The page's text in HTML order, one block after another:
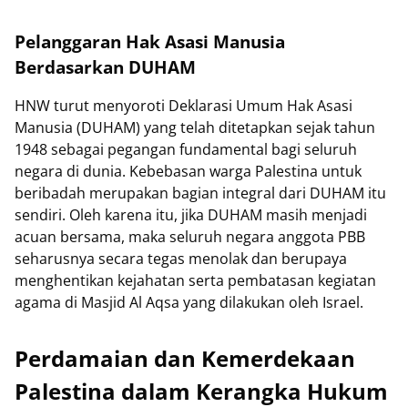
Pelanggaran Hak Asasi Manusia
Berdasarkan DUHAM
HNW turut menyoroti Deklarasi Umum Hak Asasi
Manusia (DUHAM) yang telah ditetapkan sejak tahun
1948 sebagai pegangan fundamental bagi seluruh
negara di dunia. Kebebasan warga Palestina untuk
beribadah merupakan bagian integral dari DUHAM itu
sendiri. Oleh karena itu, jika DUHAM masih menjadi
acuan bersama, maka seluruh negara anggota PBB
seharusnya secara tegas menolak dan berupaya
menghentikan kejahatan serta pembatasan kegiatan
agama di Masjid Al Aqsa yang dilakukan oleh Israel.
Perdamaian dan Kemerdekaan
Palestina dalam Kerangka Hukum